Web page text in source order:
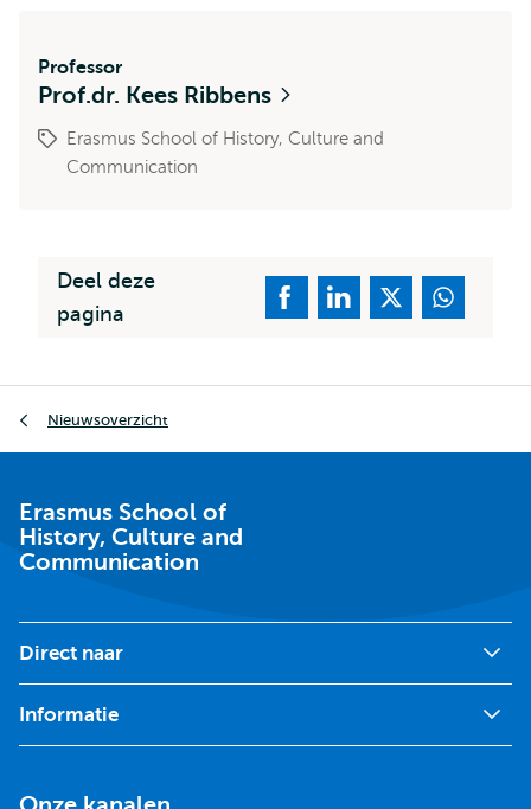
Professor
Prof.dr. Kees Ribbens
Erasmus School of History, Culture and
Communication
Deel deze
pagina
Nieuwsoverzicht
Erasmus School of
History, Culture and
Communication
Direct naar
Informatie